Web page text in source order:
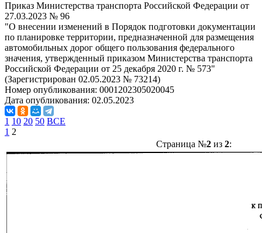
Приказ Министерства транспорта Российской Федерации от
27.03.2023 № 96
"О внесении изменений в Порядок подготовки документации
по планировке территории, предназначенной для размещения
автомобильных дорог общего пользования федерального
значения, утвержденный приказом Министерства транспорта
Российской Федерации от 25 декабря 2020 г. № 573"
(Зарегистрирован 02.05.2023 № 73214)
Номер опубликования: 0001202305020045
Дата опубликования: 02.05.2023
1 10 20 50 ВСЕ
1 2
Страница №2из 2: